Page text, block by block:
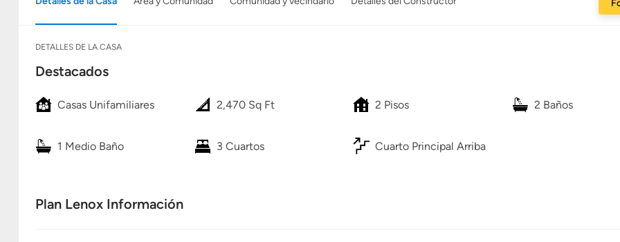
DETALLES DE LA CASA
Destacados
Casas Unifamiliares 2,470 Sq Ft 2 Pisos 2 Baños
1 Medio Baño 3 Cuartos Cuarto Principal Arriba
Plan Lenox Información